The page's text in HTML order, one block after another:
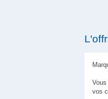
vos